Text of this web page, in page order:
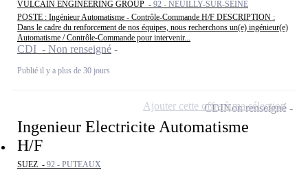
VULCAIN ENGINEERING GROUP - 92 - NEUILLY-SUR-SEINE
POSTE : Ingénieur Automatisme - Contrôle-Commande H/F DESCRIPTION :
Dans le cadre du renforcement de nos équipes, nous recherchons un(e) ingénieur(e)
Automatisme / Contrôle-Commande pour intervenir...
CDI - Non renseigné
Publié il y a plus de 30 jours
Ingenieur Electricite Automatisme
H/F
SUEZ - 92 - PUTEAUX
CDINon renseigné
Ajouter cette offre à ma sélection